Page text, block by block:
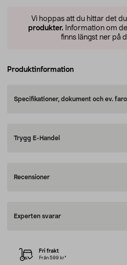
Vi hoppas att du hittar det
produkter. Information om
finns längst ner på
Produktinformation
Specifikationer, dokument och ev.
Trygg E-Handel
Recensioner
Experten svarar
Fri frakt
Från 599 kr*